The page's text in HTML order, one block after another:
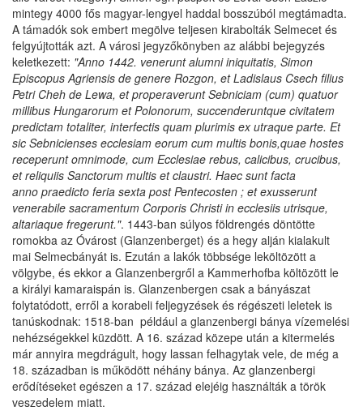
mintegy 4000 fős magyar-lengyel haddal bosszúból megtámadta.
A támadók sok embert megölve teljesen kirabolták Selmecet és
felgyújtották azt. A városi jegyzőkönyben az alábbi bejegyzés
keletkezett: "Anno 1442. venerunt alumni iniquitatis, Simon
Episcopus Agriensis de genere Rozgon, et Ladislaus Csech filius
Petri Cheh de Lewa, et properaverunt Sebniciam (cum) quatuor
millibus Hungarorum et Polonorum, succenderuntque civitatem
predictam totaliter, interfectis quam plurimis ex utraque parte. Et
sic Sebnicienses ecclesiam eorum cum multis bonis,quae hostes
receperunt omnimode, cum Ecclesiae rebus, calicibus, crucibus,
et reliquiis Sanctorum multis et claustri. Haec sunt facta
anno praedicto feria sexta post Pentecosten ; et exusserunt
venerabile sacramentum Corporis Christi in ecclesiis utrisque,
altariaque fregerunt.". 1443-ban súlyos földrengés döntötte
romokba az Óvárost (Glanzenberget) és a hegy alján kialakult
mai Selmecbányát is. Ezután a lakók többsége leköltözött a
völgybe, és ekkor a Glanzenbergről a Kammerhofba költözött le
a királyi kamaraispán is. Glanzenbergen csak a bányászat
folytatódott, erről a korabeli feljegyzések és régészeti leletek is
tanúskodnak: 1518-ban például a glanzenbergi bánya vízemelési
nehézségekkel küzdött. A 16. század közepe után a kitermelés
már annyira megdrágult, hogy lassan felhagytak vele, de még a
18. században is működött néhány bánya. Az glanzenbergi
erődítéseket egészen a 17. század elejéig használták a török
veszedelem miatt.